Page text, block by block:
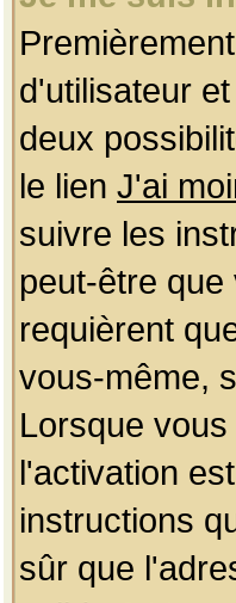
d'utilisateur
deux
le lien J'ai
suivre les
peut-être
requièrent
vous-même,
Lorsque
l'activation
instructions
sûr que